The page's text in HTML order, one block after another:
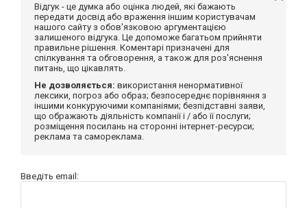
Відгук - це думка або оцінка людей, які бажають
передати досвід або враження іншим користувачам
нашого сайту з обов'язковою аргументацією
залишеного відгука. Це допоможе багатьом прийняти
правильне рішення. Коментарі призначені для
спілкування та обговорення, а також для роз'яснення
питань, що цікавлять.
Не дозволяється: використання ненормативної
лексики, погроз або образ; безпосереднє порівняння з
іншими конкуруючими компаніями; безпідставні заяви,
що ображають діяльність компанії і / або її послуги;
розміщення посилань на сторонні інтернет-ресурси;
реклама та самореклама.
Введіть email: